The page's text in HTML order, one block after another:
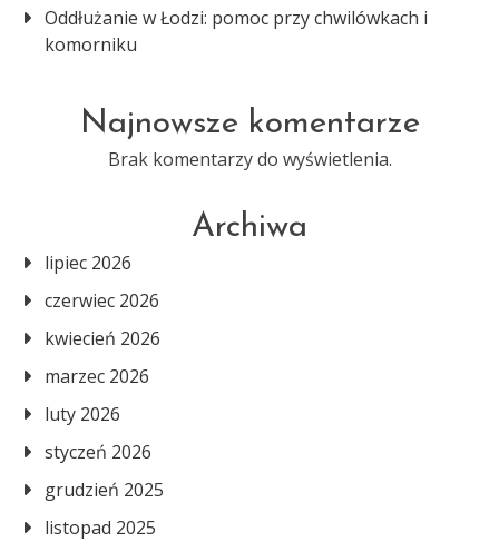
Oddłużanie w Łodzi: pomoc przy chwilówkach i
komorniku
Najnowsze komentarze
Brak komentarzy do wyświetlenia.
Archiwa
lipiec 2026
czerwiec 2026
kwiecień 2026
marzec 2026
luty 2026
styczeń 2026
grudzień 2025
listopad 2025